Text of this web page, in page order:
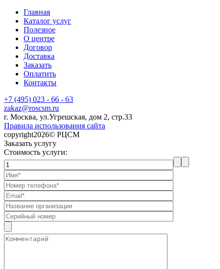
Главная
Каталог услуг
Полезное
О центре
Договор
Доставка
Заказать
Оплатить
Контакты
+7 (495) 023 - 66 - 63
zakaz@roscsm.ru
г. Москва, ул.Угрешская, дом 2, стр.33
Правила использования сайта
copyright2026© РЦСМ
Заказать услугу
Стоимость услуги: